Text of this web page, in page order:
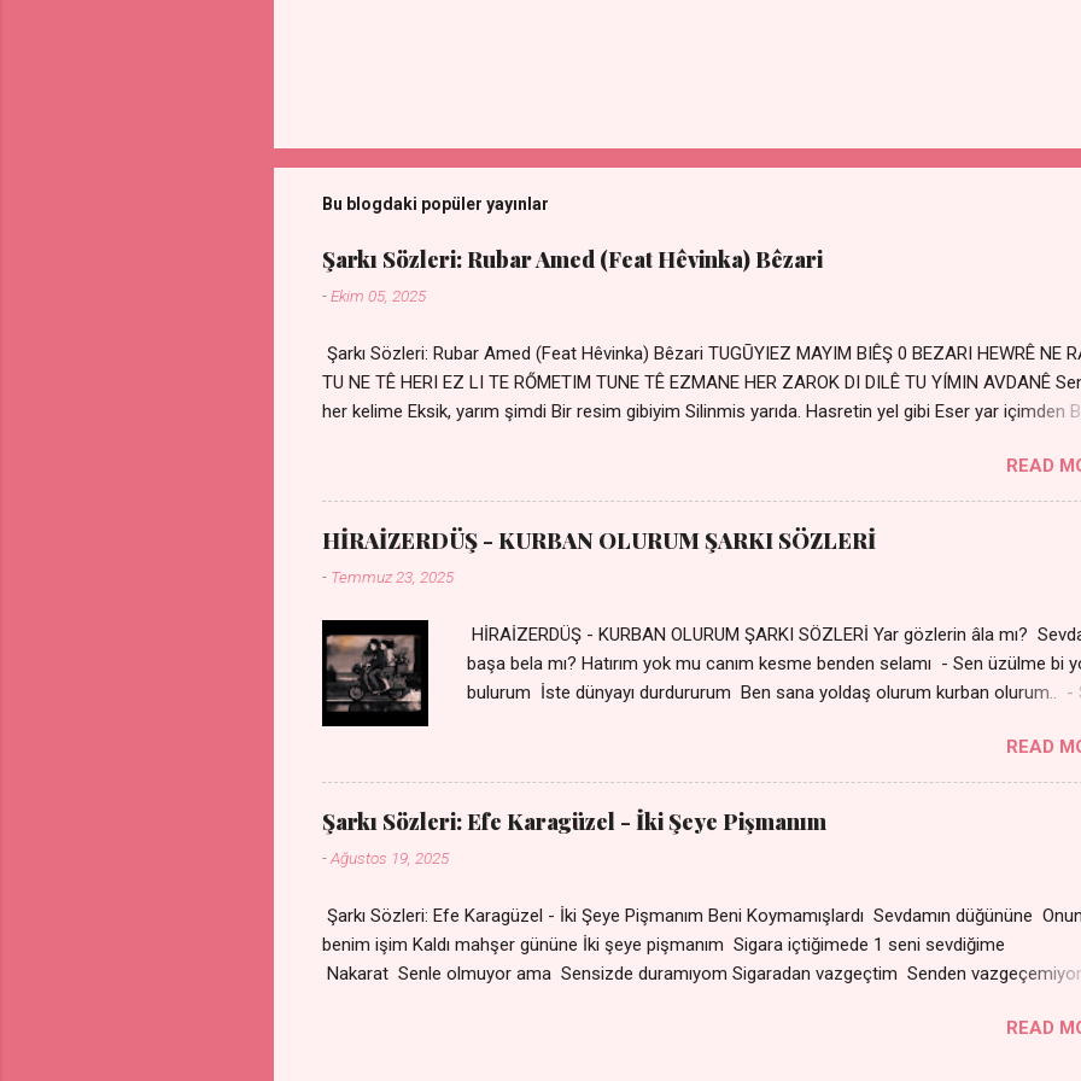
Bu blogdaki popüler yayınlar
Şarkı Sözleri: Rubar Amed (Feat Hêvinka) Bêzari
-Ekim 05, 2025
Şarkı Sözleri: Rubar Amed (Feat Hêvinka) Bêzari TUGŪYIEZ MAYIM BIÊŞ 0 BEZARI HEWRÊ NE
TU NE TÊ HERI EZ LI TE RŐMETIM TUNE TÊ EZMANE HER ZAROK DI DILÊ TU YÍMIN AVDANÊ
her kelime Eksik, yarım şimdi Bir resim gibiyim Silinmis yarıda. Hasretin yel gibi Eser yar içimden
durmuyor Tu yi bihare min Ez ji payizim Li dile şevên min Teng e nefes im Adını sayıklar
Uykusuz geceler Sensiz her sabahım Sessiz ve kederli
READ
HİRAİZERDÜŞ - KURBAN OLURUM ŞARKI SÖZLERİ
- Temmuz 23, 2025
HİRAİZERDÜŞ - KURBAN OLURUM ŞARKI SÖZLERİ Yar gözlerin âla mı?
başa bela mı? Hatırım yok mu canım kesme benden selamı - Sen üzülme bi
bulurum İste dünyayı durdururum Ben sana yoldaş olurum kurban olurum.. -
olurum Can canım cananım Yar gözlerin kara mı? Şu cefalar reva mı?
sevdiğin almış Sen de bana varman mı? - Sen üzülme bi yol bulurum İste
durdururum Ben sana yoldaş olurum kurban olurum.. - Sen gülümse bi yol
bulurum Yaslanırsan dağ olurum Ben sana sevda olurum kurban olurum Can
READ
Şarkı Sözleri: Efe Karagüzel - İki Şeye Pişmanım
-Ağustos 19, 2025
Şarkı Sözleri: Efe Karagüzel - İki Şeye Pişmanım Beni Koymamışlardı Sevdamın düğününe
benim işim Kaldı mahşer gününe İki şeye pişmanım Sigara içtiğimede 1 seni
Nakarat Senle olmuyor ama Sensizde duramıyom Sigaradan vazgeçtim Senden
Yok ki dini imanı Nakarat Senle olmuyor ama Sensizde duramıyom Sigaradan
READ